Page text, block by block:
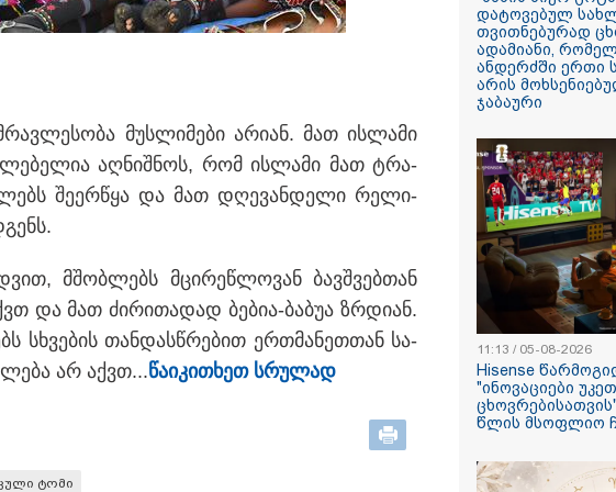
თბილისი - რომი 712.70
ლაიფციგის აეროპორტში
უკრაინულ
თვითმფრინავთან ახლოს
ასაფეთქებელი
მოწყობილობით
აღჭურვილი დრონი
აღმოაჩინეს - რას წერს
მედია
მუს­ლი­მე­ბი არი­ან. მათ ის­ლა­მი
აღ­ნიშ­ნოს, რომ ის­ლა­მი მათ ტრა­
შე­ერ­წყა და მათ დღე­ვან­დე­ლი რე­ლი­
მშობ­ლებს მცი­რე­წლო­ვან ბავ­შვებ­თან
და მათ ძი­რი­თა­დად ბე­ბია-ბა­ბუა ზრდი­ან.
სხვე­ბის თან­დას­წრე­ბით ერ­თმა­ნეთ­თან სა­
არ აქვთ...წა­ი­კი­თხეთ სრუ­ლად
ტომი
დატოვებულ
თვითნებურად
ადამიანი,
ანდერძში ერთი
არის
ჯაბაური
11:13 / 05-08-2026
Hisense
"ინოვაციები
ცხოვრებისათვის"
წლის მსოფლიო